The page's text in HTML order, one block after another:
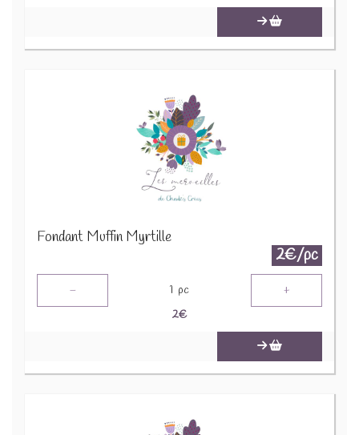
Fondant Muffin Myrtille
2€/pc
- 1 pc +
2€